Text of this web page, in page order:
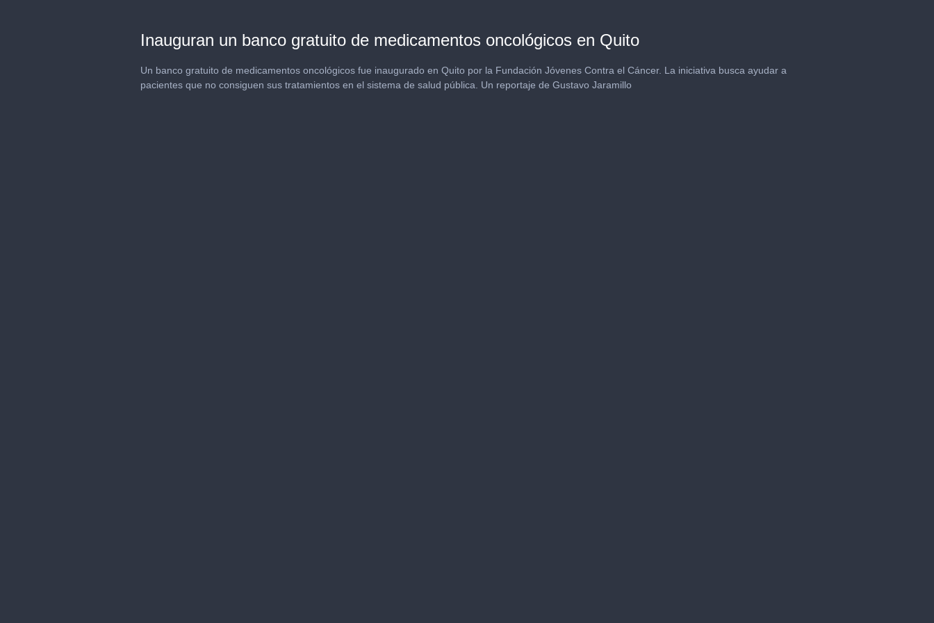
Inauguran un banco gratuito de medicamentos oncológicos en Quito
Un banco gratuito de medicamentos oncológicos fue inaugurado en Quito por la Fundación Jóvenes Contra el Cáncer. La iniciativa busca ayudar a
pacientes que no consiguen sus tratamientos en el sistema de salud pública. Un reportaje de Gustavo Jaramillo